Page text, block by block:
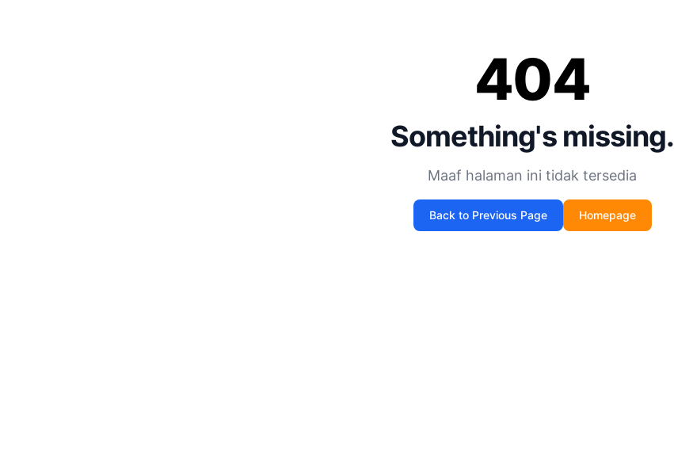
404
Something's missing.
Maaf halaman ini tidak tersedia
Back to Previous Page Homepage